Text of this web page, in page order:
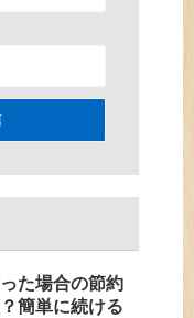
た場合の節約
簡単に続ける